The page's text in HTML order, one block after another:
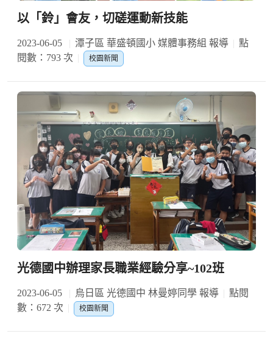
以「鈴」會友，切磋運動新技能
2023-06-05 潭子區 華盛頓國小 媒體事務組 報導
點
閱數：793 次
校園新聞
光德國中辦理家長職業經驗分享~102班
2023-06-05 烏日區 光德國中 林曼婷同學 報導
點閱
數：672 次
校園新聞